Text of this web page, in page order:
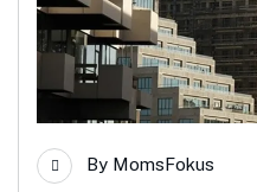
By MomsFokus